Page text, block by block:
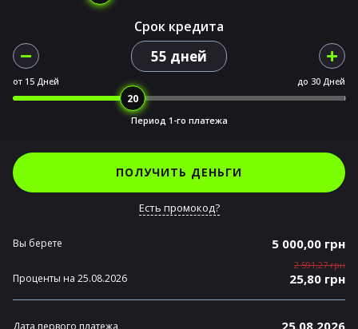
Срок кредита
55 дней
от 15 Дней до 30 Дней
Период 1-го платежа
ПОЛУЧИТЬ ДЕНЬГИ
Есть промокод?
Вы берете 5 000,00 грн
2 591,27 грн
Проценты на 25.08.2026 25,80 грн
Дата первого платежа